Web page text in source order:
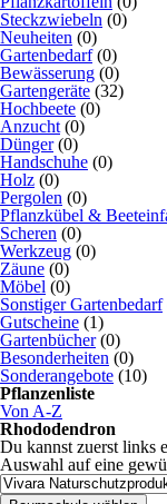
Steckzwiebeln (0)
Neuheiten (0)
Gartenbedarf(0)
Bewässerung (0)
Gartengeräte (32)
Hochbeete (0)
Anzucht (0)
Dünger(0)
Handschuhe (0)
Holz (0)
Pergolen (0)
Pflanzkübel &
Scheren (0)
Werkzeug (0)
Zäune (0)
Möbel (0)
Sonstiger Gartenbedarf
Gutscheine (1)
Gartenbücher(0)
Besonderheiten (0)
Sonderangebote (10)
Pflanzenliste
Von A-Z
Rhododendron
Du kannst zuerst links
Auswahl auf eine